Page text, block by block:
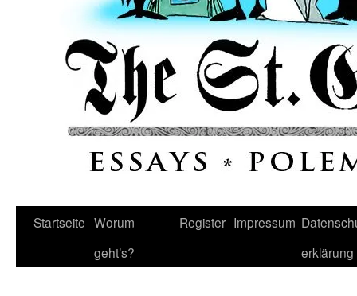
Startseite Worum
geht’s?
Register Impressum
erklärung